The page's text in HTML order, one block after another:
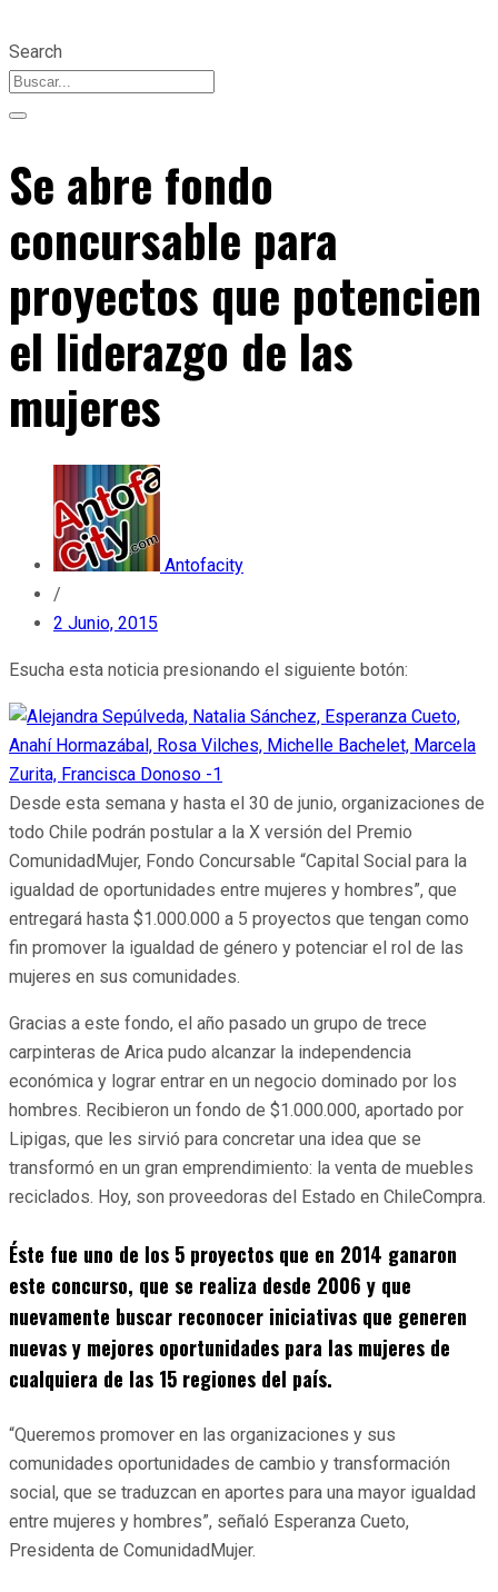
Search
Se abre fondo
concursable para
proyectos que potencien
el liderazgo de las
mujeres
Antofacity
/
2 Junio, 2015
Esucha esta noticia presionando el siguiente botón:
Desde esta semana y hasta el 30 de junio, organizaciones de
todo Chile podrán postular a la X versión del Premio
ComunidadMujer, Fondo Concursable “Capital Social para la
igualdad de oportunidades entre mujeres y hombres”, que
entregará hasta $1.000.000 a 5 proyectos que tengan como
fin promover la igualdad de género y potenciar el rol de las
mujeres en sus comunidades.
Gracias a este fondo, el año pasado un grupo de trece
carpinteras de Arica pudo alcanzar la independencia
económica y lograr entrar en un negocio dominado por los
hombres. Recibieron un fondo de $1.000.000, aportado por
Lipigas, que les sirvió para concretar una idea que se
transformó en un gran emprendimiento: la venta de muebles
reciclados. Hoy, son proveedoras del Estado en ChileCompra.
Éste fue uno de los 5 proyectos que en 2014 ganaron
este concurso, que se realiza desde 2006 y que
nuevamente buscar reconocer iniciativas que generen
nuevas y mejores oportunidades para las mujeres de
cualquiera de las 15 regiones del país.
“Queremos promover en las organizaciones y sus
comunidades oportunidades de cambio y transformación
social, que se traduzcan en aportes para una mayor igualdad
entre mujeres y hombres”, señaló Esperanza Cueto,
Presidenta de ComunidadMujer.